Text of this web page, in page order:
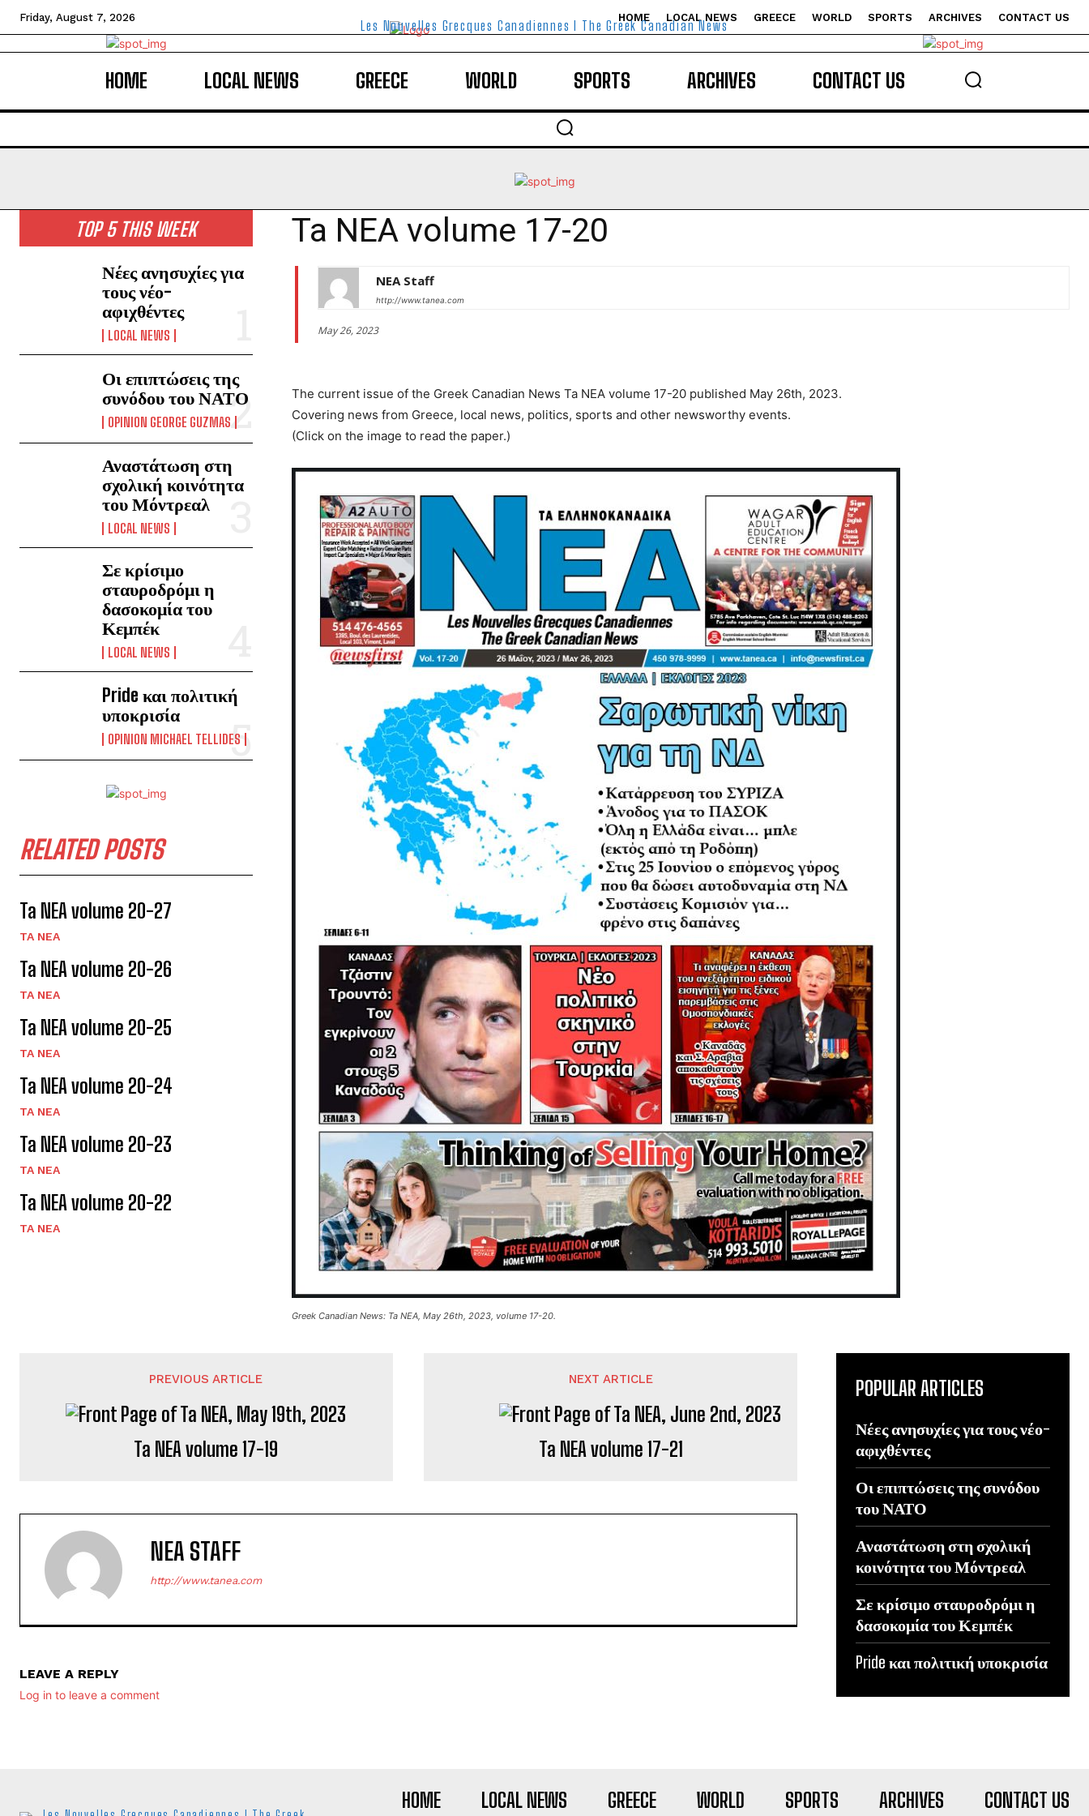
Friday, August 7, 2026 HOME LOCAL NEWS GREECE WORLD SPORTS ARCHIVES CONTACT US
Les Nouvelles Grecques Canadiennes I The Greek Canadian News
HOME LOCAL NEWS GREECE WORLD SPORTS ARCHIVES CONTACT US
TOP 5 THIS WEEK
Νέες ανησυχίες για
τους νέο-
αφιχθέντες
LOCAL NEWS
Οι επιπτώσεις της
συνόδου του ΝΑΤΟ
OPINION GEORGE GUZMAS
Αναστάτωση στη
σχολική κοινότητα
του Μόντρεαλ
LOCAL NEWS
Σε κρίσιμο
σταυροδρόμι η
δασοκομία του
Κεμπέκ
LOCAL NEWS
Pride και πολιτική
υποκρισία
OPINION MICHAEL TELLIDES
RELATED POSTS
Ta NEA volume 20-27
TA NEA
Ta NEA volume 20-26
TA NEA
Ta NEA volume 20-25
TA NEA
Ta NEA volume 20-24
TA NEA
Ta NEA volume 20-23
TA NEA
Ta NEA volume 20-22
TA NEA
Ta NEA volume 17-20
NEA Staff
http://www.tanea.com
May 26, 2023
The current issue of the Greek Canadian News Ta NEA volume 17-20 published May 26th, 2023.
Covering news from Greece, local news, politics, sports and other newsworthy events.
(Click on the image to read the paper.)
Greek Canadian News: Ta NEA, May 26th, 2023, volume 17-20.
PREVIOUS ARTICLE
Ta NEA volume 17-19
NEXT ARTICLE
Ta NEA volume 17-21
NEA STAFF
http://www.tanea.com
LEAVE A REPLY
Log in to leave a comment
POPULAR ARTICLES
Νέες ανησυχίες για τους νέο-
αφιχθέντες
Οι επιπτώσεις της συνόδου
του ΝΑΤΟ
Αναστάτωση στη σχολική
κοινότητα του Μόντρεαλ
Σε κρίσιμο σταυροδρόμι η
δασοκομία του Κεμπέκ
Pride και πολιτική υποκρισία
HOME LOCAL NEWS GREECE WORLD SPORTS ARCHIVES CONTACT US